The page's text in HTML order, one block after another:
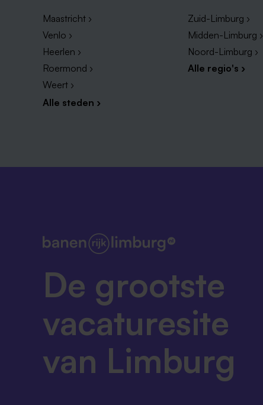
Maastricht ›
Venlo ›
Heerlen ›
Roermond ›
Weert ›
Alle steden ›
Zuid-Limburg ›
Midden-Limburg ›
Noord-Limburg ›
Alle regio's ›
De grootste
vacaturesite
van Limburg